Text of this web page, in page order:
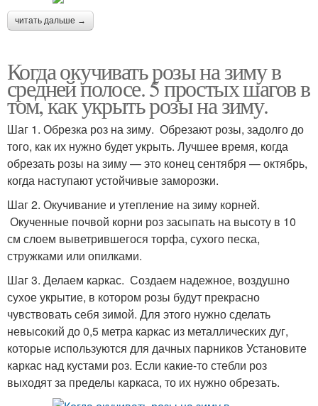
Советы по обрезке
читать дальше →
Когда окучивать розы на зиму в
средней полосе. 5 простых шагов в
том, как укрыть розы на зиму.
Шаг 1. Обрезка роз на зиму. Обрезают розы, задолго до
того, как их нужно будет укрыть. Лучшее время, когда
обрезать розы на зиму — это конец сентября — октябрь,
когда наступают устойчивые заморозки.
Шаг 2. Окучивание и утепление на зиму корней.
Окученные почвой корни роз засыпать на высоту в 10
см слоем выветрившегося торфа, сухого песка,
стружками или опилками.
Шаг 3. Делаем каркас. Создаем надежное, воздушно
сухое укрытие, в котором розы будут прекрасно
чувствовать себя зимой. Для этого нужно сделать
невысокий до 0,5 метра каркас из металлических дуг,
которые используются для дачных парников Установите
каркас над кустами роз. Если какие-то стебли роз
выходят за пределы каркаса, то их нужно обрезать.